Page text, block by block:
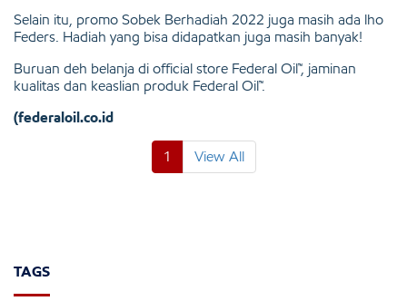
Selain itu, promo Sobek Berhadiah 2022 juga masih ada lho
Feders. Hadiah yang bisa didapatkan juga masih banyak!
Buruan deh belanja di official store Federal Oil™, jaminan
kualitas dan keaslian produk Federal Oil™.
(federaloil.co.id
1 View All
TAGS